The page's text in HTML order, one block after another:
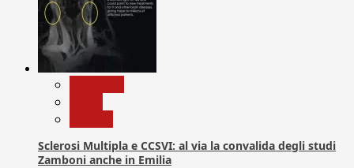
Sclerosi Multipla e CCSVI: al via la convalida degli studi
Zamboni anche in Emilia